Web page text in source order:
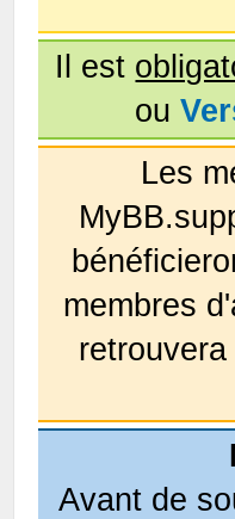
Il est
ou
Les
membres
Avant de